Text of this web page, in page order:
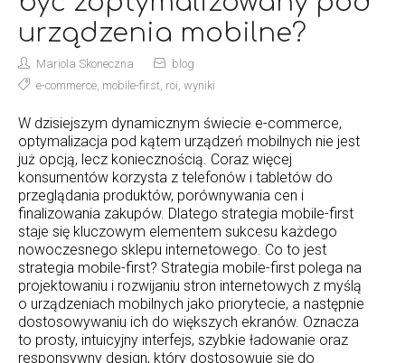
urządzenia mobilne?
Mariola Skoneczna
blog
e-commerce, mobile-first, roi, wyniki
W dzisiejszym dynamicznym świecie e-commerce,
optymalizacja pod kątem urządzeń mobilnych nie jest
już opcją, lecz koniecznością. Coraz więcej
konsumentów korzysta z telefonów i tabletów do
przeglądania produktów, porównywania cen i
finalizowania zakupów. Dlatego strategia mobile-first
staje się kluczowym elementem sukcesu każdego
nowoczesnego sklepu internetowego. Co to jest
strategia mobile-first? Strategia mobile-first polega na
projektowaniu i rozwijaniu stron internetowych z myślą
o urządzeniach mobilnych jako priorytecie, a następnie
dostosowywaniu ich do większych ekranów. Oznacza
to prosty, intuicyjny interfejs, szybkie ładowanie oraz
responsywny design, który dostosowuje się do